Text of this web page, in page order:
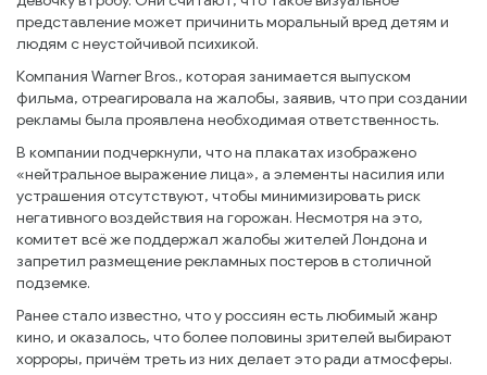
представление может причинить моральный вред детям и
людям с неустойчивой психикой.
Компания Warner Bros., которая занимается выпуском
фильма, отреагировала на жалобы, заявив, что при создании
рекламы была проявлена необходимая ответственность.
В компании подчеркнули, что на плакатах изображено
«нейтральное выражение лица», а элементы насилия или
устрашения отсутствуют, чтобы минимизировать риск
негативного воздействия на горожан. Несмотря на это,
комитет всё же поддержал жалобы жителей Лондона и
запретил размещение рекламных постеров в столичной
подземке.
Ранее стало известно, что у россиян есть любимый жанр
кино, и оказалось, что более половины зрителей выбирают
хорроры, причём треть из них делает это ради атмосферы.